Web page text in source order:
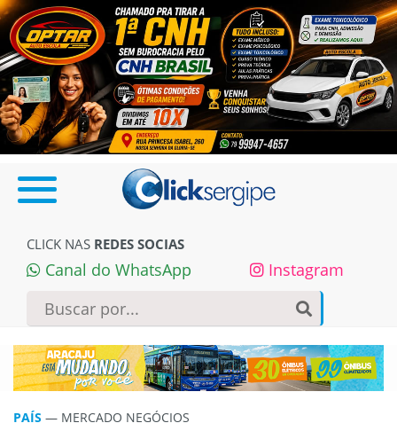
CLICK NAS REDES SOCIAS
Canal do WhatsApp Instagram
PAÍS — MERCADO NEGÓCIOS